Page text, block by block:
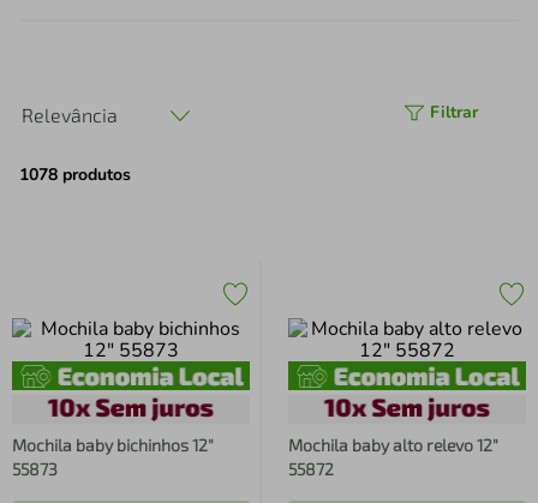
Relevância Filtrar
1078 produtos
Mochila baby bichinhos 12"
55873
Mochila baby alto relevo 12"
55872
º perfume
4º air fryer